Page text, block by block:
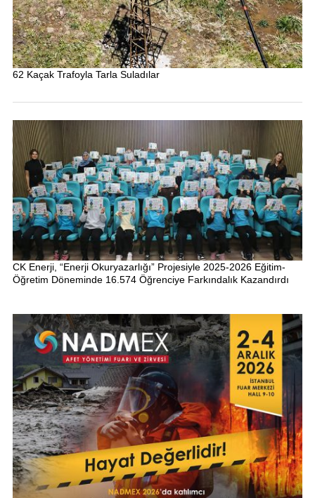
62 Kaçak Trafoyla Tarla Suladılar
CK Enerji, “Enerji Okuryazarlığı” Projesiyle 2025-2026 Eğitim-
Öğretim Döneminde 16.574 Öğrenciye Farkındalık Kazandırdı